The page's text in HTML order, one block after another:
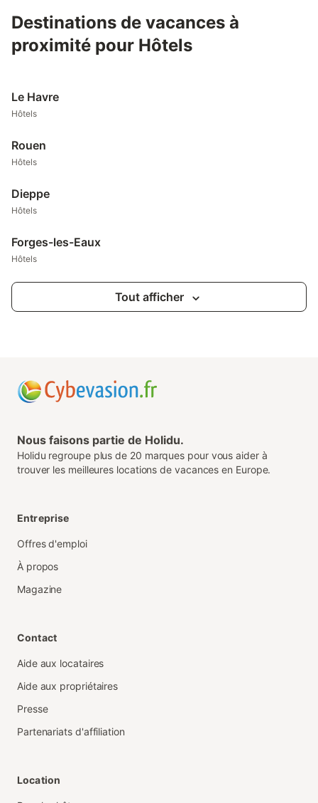
Destinations de vacances à
proximité pour Hôtels
Le Havre
Hôtels
Rouen
Hôtels
Dieppe
Hôtels
Forges-les-Eaux
Hôtels
Tout afficher
Nous faisons partie de Holidu.
Holidu regroupe plus de 20 marques pour vous aider à
trouver les meilleures locations de vacances en Europe.
Entreprise
Offres d'emploi
À propos
Magazine
Contact
Aide aux locataires
Aide aux propriétaires
Presse
Partenariats d'affiliation
Location